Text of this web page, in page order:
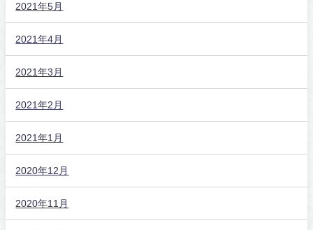
2021年5月
2021年4月
2021年3月
2021年2月
2021年1月
2020年12月
2020年11月